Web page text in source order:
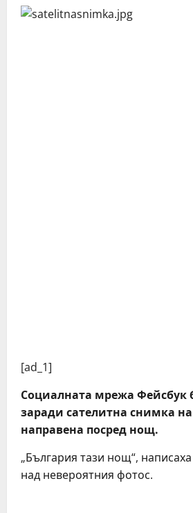
[ad_1]
Социалната мрежа Фейсбук
заради сателитна снимка
направена посред нощ.
„България тази нощ“,
над невероятния фотос.